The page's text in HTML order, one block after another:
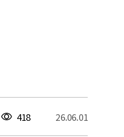
418 26.06.01